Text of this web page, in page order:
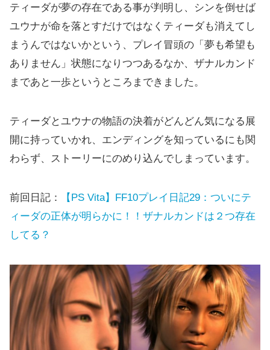
ティーダが夢の存在である事が判明し、シンを倒せば
ユウナが命を落とすだけではなくティーダも消えてし
まうんではないかという、プレイ冒頭の「夢も希望も
ありません」状態になりつつあるなか、ザナルカンド
まであと一歩というところまできました。
ティーダとユウナの物語の決着がどんどん気になる展
開に持っていかれ、エンディングを知っているにも関
わらず、ストーリーにのめり込んでしまっています。
前回日記：
【PS Vita】FF10プレイ日記29：ついにテ
ィーダの正体が明らかに！！ザナルカンドは２つ存在
してる？